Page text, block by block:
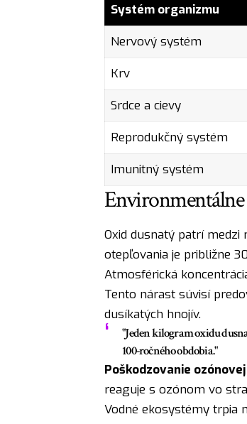
Systém organizmu
Nervový systém
Krv
Srdce a cievy
Reprodukčný systém
Imunitný systém
Oxid dusnatý patrí
otepľovania je približne
Atmosférická
Tento nárast súvisí
dusíkatých hnojív.
"Jeden kilogram oxidu
100-ročného obdobia."
Poškodzovanie
reaguje s ozónom vo
Vodné ekosystémy trpia